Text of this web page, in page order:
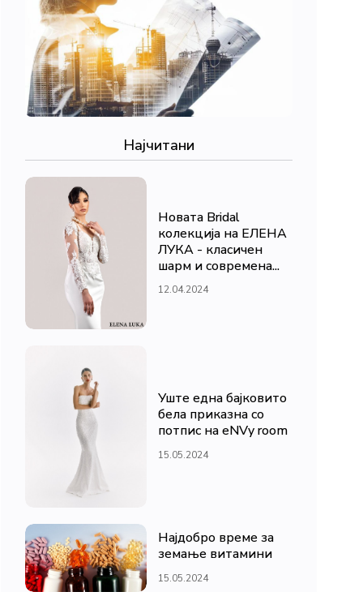
Најчитани
Новата Bridal
колекција на ЕЛЕНА
ЛУКА - класичен
шарм и современа...
12.04.2024
Уште една бајковито
бела приказна со
потпис на eNVy room
15.05.2024
Најдобро време за
земање витамини
15.05.2024